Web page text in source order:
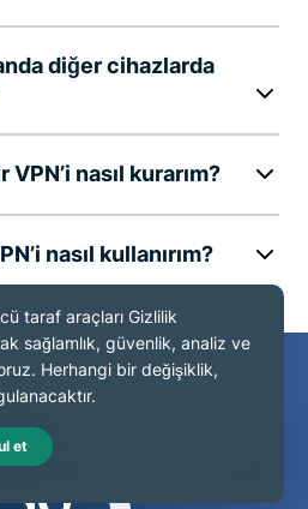
diğer cihazlarda
nasıl kurarım?
nasıl kullanırım?